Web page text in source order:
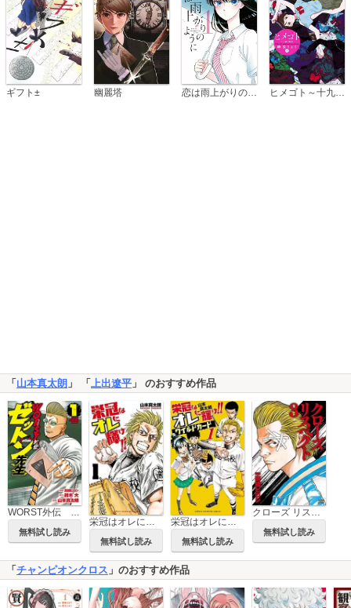
ギフト± 幽麗塔 ヒメゴト～十九歳の制服～
「山本真太朗 」 「 上出遼平 」 のおすすめ作品
WORST外伝 ゼットン先生
無料試し読み
栄冠はオレに輝け!!
無料試し読み
栄冠はオレに輝け!! ワイルドカード
無料試し読み
クローズ リスペクト 3
無料試し読み
「 チャンピオンクロス 」のおすすめ作品